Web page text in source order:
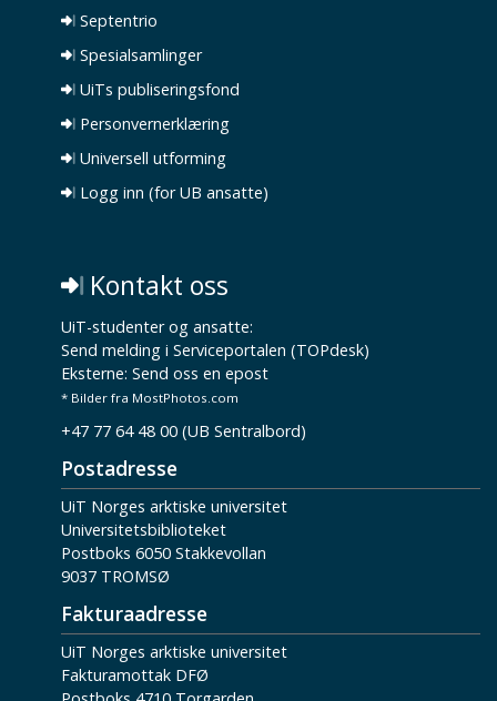
Septentrio
Spesialsamlinger
UiTs publiseringsfond
Personvernerklæring
Universell utforming
Logg inn (for UB ansatte)
Kontakt oss
UiT-studenter og ansatte:
Send melding i Serviceportalen (TOPdesk)
Eksterne: Send oss en epost
* Bilder fra MostPhotos.com
+47 77 64 48 00 (UB Sentralbord)
Postadresse
UiT Norges arktiske universitet
Universitetsbiblioteket
Postboks 6050 Stakkevollan
9037 TROMSØ
Fakturaadresse
UiT Norges arktiske universitet
Fakturamottak DFØ